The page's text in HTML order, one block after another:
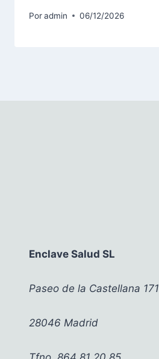
Poradmin 06/12/2026
Enclave Salud SL
Paseo de la Castellana 171
28046 Madrid